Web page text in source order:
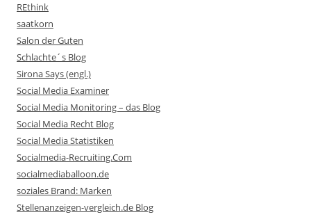
REthink
saatkorn
Salon der Guten
Schlachte´s Blog
Sirona Says (engl.)
Social Media Examiner
Social Media Monitoring – das Blog
Social Media Recht Blog
Social Media Statistiken
Socialmedia-Recruiting.Com
socialmediaballoon.de
soziales Brand: Marken
Stellenanzeigen-vergleich.de Blog